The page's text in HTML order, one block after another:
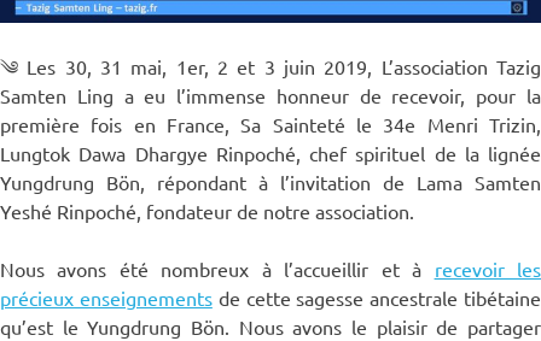
༄ Les 30, 31 mai, 1er, 2 et 3 juin 2019, L’association Tazig
Samten Ling a eu l’immense honneur de recevoir, pour la
première fois en France, Sa Sainteté le 34e Menri Trizin,
Lungtok Dawa Dhargye Rinpoché, chef spirituel de la lignée
Yungdrung Bön, répondant à l’invitation de Lama Samten
Yeshé Rinpoché, fondateur de notre association.
Nous avons été nombreux à l’accueillir et à recevoir les
précieux enseignementsde cette sagesse ancestrale tibétaine
qu’est le Yungdrung Bön. Nous avons le plaisir de partager